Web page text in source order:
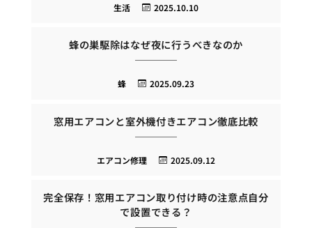
2025.10.10
生活
蜂の巣駆除はなぜ夜に行うべきなのか
2025.09.23
蜂
窓用エアコンと室外機付きエアコン徹底比較
2025.09.12
エアコン修理
完全保存！窓用エアコン取り付け時の注意点自分
で設置できる？